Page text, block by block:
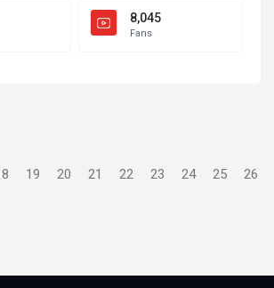
8,045
Fans
19 20 21 22 23 24 25 26